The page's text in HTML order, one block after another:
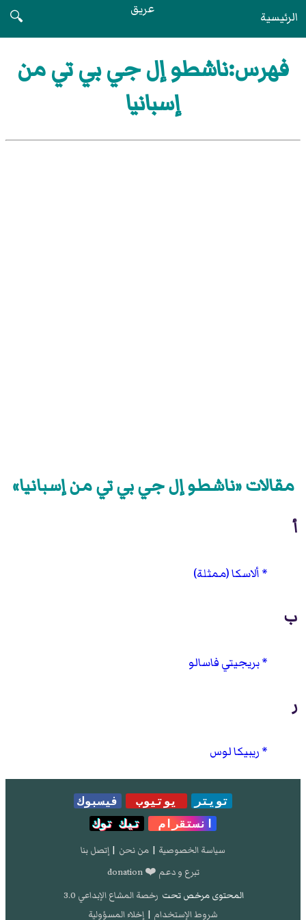
الرئيسية عريق
🔍
فهرس:ناشطو إل جي بي تي من
إسبانيا
مقالات «ناشطو إل جي بي تي من إسبانيا»
أ
ألاسكا (ممثلة)
ب
بريجيتي فاسالو
ر
ريبيكا لوس
تويتر يوتيوب
فيسبوك
انستقرام
تيك توك
سياسة الخصوصية | من نحن | إتصل بنا
تبرع و دعم ❤️ donation
المحتوى مرخص تحت رخصة المشاع الإبداعي 3.0
شروط الإستخدام | إخلاء المسؤولية